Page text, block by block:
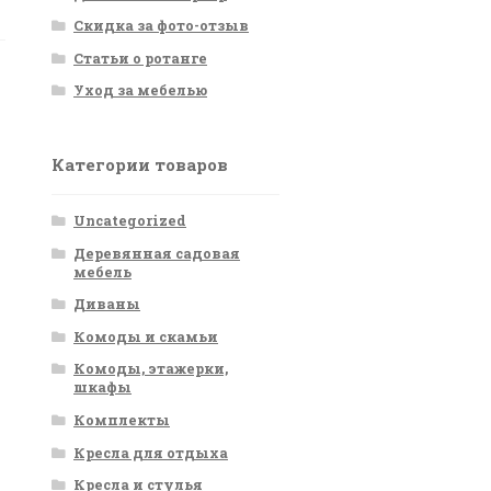
Скидка за фото-отзыв
Статьи о ротанге
Уход за мебелью
Категории товаров
Uncategorized
Деревянная садовая
мебель
Диваны
Комоды и скамьи
Комоды, этажерки,
шкафы
Комплекты
Кресла для отдыха
Кресла и стулья